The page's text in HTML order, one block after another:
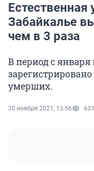
Забайкалье
чем в 3 раза
В период с января
умерших.
30 ноября 2021, 13:56 631